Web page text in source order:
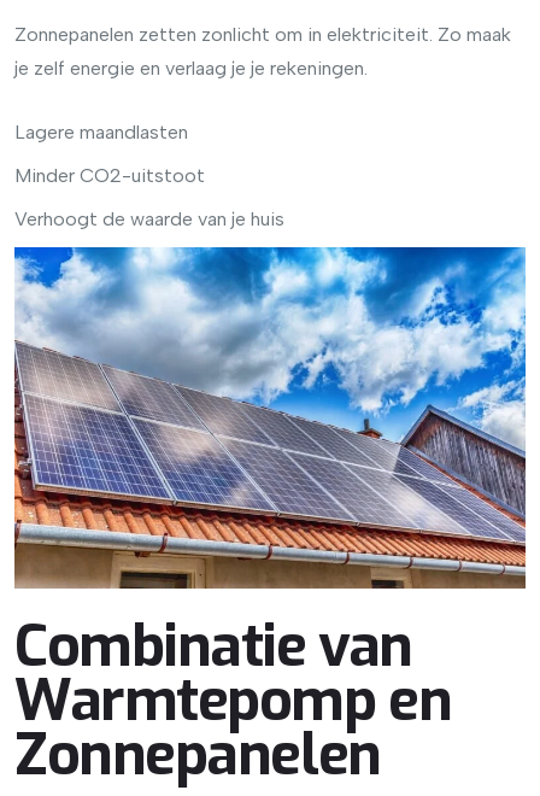
Zonnepanelen zetten zonlicht om in elektriciteit. Zo maak
je zelf energie en verlaag je je rekeningen.
Lagere maandlasten
Minder CO2-uitstoot
Verhoogt de waarde van je huis
Combinatie van
Warmtepomp en
Zonnepanelen